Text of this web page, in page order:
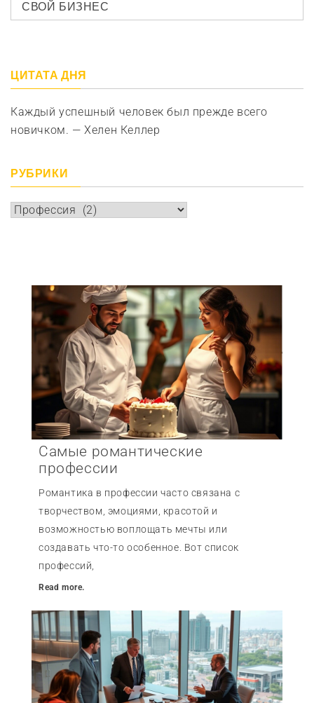
СВОЙ БИЗНЕС
ЦИТАТА ДНЯ
Каждый успешный человек был прежде всего
новичком. — Хелен Келлер
РУБРИКИ
Рубрики
Самые романтические
профессии
Романтика в профессии часто связана с
творчеством, эмоциями, красотой и
возможностью воплощать мечты или
создавать что-то особенное. Вот список
профессий,
Read more.